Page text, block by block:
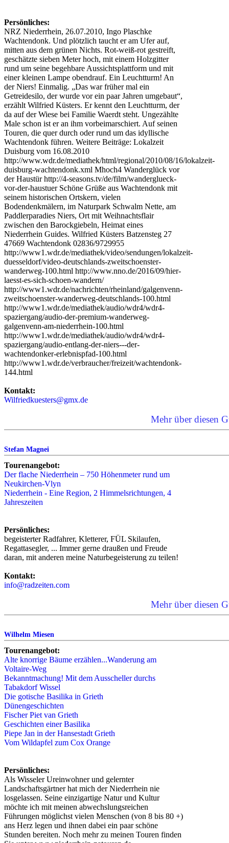
Persönliches:
NRZ Niederrhein, 26.07.2010, Ingo Plaschke
Wachtendonk. Und plötzlich taucht er am Ufer auf,
mitten aus dem grünen Nichts. Rot-weiß-rot gestreift,
geschätzte sieben Meter hoch, mit einem Holzgitter
rund um seine begehbare Aussichtsplattform und mit
einer kleinen Lampe obendrauf. Ein Leuchtturm! An
der Niers! Einmalig. „Das war früher mal ein
Getreidesilo, der wurde vor ein paar Jahren umgebaut“,
erzählt Wilfried Küsters. Er kennt den Leuchtturm, der
da auf der Wiese bei Familie Waerdt steht. Ungezählte
Male schon ist er an ihm vorbeimarschiert. Auf seinen
Touren, die quer durch oder rund um das idyllische
Wachtendonk führen. Weitere Beiträge: Lokalzeit
Duisburg vom 16.08.2010
http://www.wdr.de/mediathek/html/regional/2010/08/16/lokalzeit-
duisburg-wachtendonk.xml Mhoch4 Wanderglück vor
der Haustür http://4-seasons.tv/de/film/wanderglueck-
vor-der-haustuer Schöne Grüße aus Wachtendonk mit
seinem historischen Ortskern, vielen
Bodendenkmälern, im Naturpark Schwalm Nette, am
Paddlerparadies Niers, Ort mit Weihnachtsflair
zwischen den Barockgiebeln, Heimat eines
Niederrhein Guides. Wilfried Küsters Batzensteg 27
47669 Wachtendonk 02836/9729955
http://www1.wdr.de/mediathek/video/sendungen/lokalzeit-
duesseldorf/video-deutschlands-zweitschoenster-
wanderweg-100.html http://www.nno.de/2016/09/hier-
laesst-es-sich-schoen-wandern/
http://www1.wdr.de/nachrichten/rheinland/galgenvenn-
zweitschoenster-wanderweg-deutschlands-100.html
http://www1.wdr.de/mediathek/audio/wdr4/wdr4-
spaziergang/audio-der-premium-wanderweg-
galgenvenn-am-niederrhein-100.html
http://www1.wdr.de/mediathek/audio/wdr4/wdr4-
spaziergang/audio-entlang-der-niers---der-
wachtendonker-erlebnispfad-100.html
http://www1.wdr.de/verbraucher/freizeit/wachtendonk-
144.html
Kontakt:
Wilfriedkuesters@gmx.de
Mehr über diesen
Stefan Magnei
Tourenangebot:
Der flache Niederrhein – 750 Höhenmeter rund um
Neukirchen-Vlyn
Niederrhein - Eine Region, 2 Himmelsrichtungen, 4
Jahreszeiten
Persönliches:
begeisterter Radfahrer, Kletterer, FÜL Skilaufen,
Regattasegler, ... Immer gerne draußen und Freude
daran, mit anderen meine Naturbegeisterung zu teilen!
Kontakt:
info@radzeiten.com
Mehr über diesen
Wilhelm Miesen
Tourenangebot:
Alte knorrige Bäume erzählen...Wanderung am
Voltaire-Weg
Bekanntmachung! Mit dem Ausscheller durchs
Tabakdorf Wissel
Die gotische Basilika in Grieth
Dünengeschichten
Fischer Piet van Grieth
Geschichten einer Basilika
Piepe Jan in der Hansestadt Grieth
Vom Wildapfel zum Cox Orange
Persönliches:
Als Wisseler Ureinwohner und gelernter
Landschaftsgärtner hat mich der Niederrhein nie
losgelassen. Seine einzigartige Natur und Kultur
möchte ich mit meinen abwechslungsreichen
Führungen möglichst vielen Menschen (von 8 bis 80 +)
ans Herz legen und ihnen dabei ein paar schöne
Stunden bereiten. Noch mehr zu meinen Touren finden